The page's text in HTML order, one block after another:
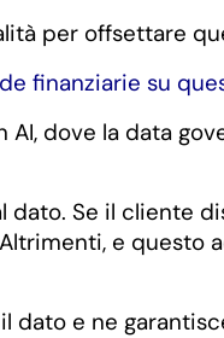
per offsettare
finanziarie su
dove la data
dato. Se il cliente
e
dato e ne